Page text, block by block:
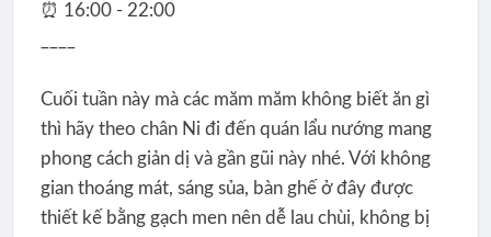
⏰ 16:00 - 22:00
Cuối tuần này mà các măm măm không biết ăn gì
thì hãy theo chân Ni đi đến quán lẩu nướng mang
phong cách giản dị và gần gũi này nhé. Với không
gian thoáng mát, sáng sủa, bàn ghế ở đây được
thiết kế bằng gạch men nên dễ lau chùi, không bị